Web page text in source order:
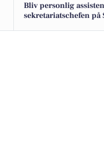
Bliv personlig
sekretariatschefen på